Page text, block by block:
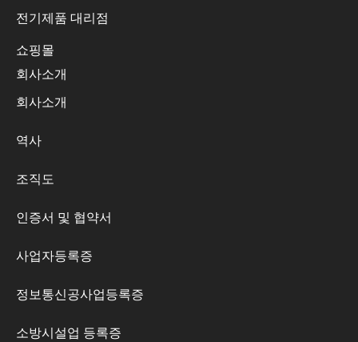
전기제품 대리점
쇼핑몰
회사소개
회사소개
역사
조직도
인증서 및 협약서
사업자등록증
정보통신공사업등록증
소방시설업 등록증